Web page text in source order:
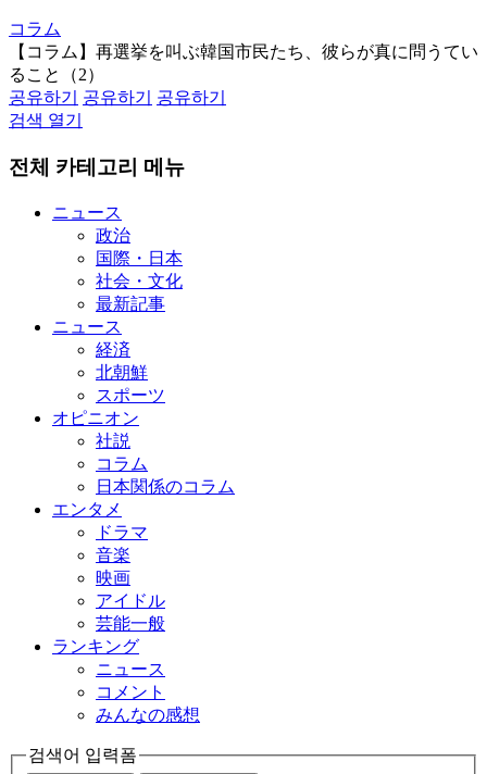
コラム
【コラム】再選挙を叫ぶ韓国市民たち、彼らが真に問うてい
ること（2）
공유하기
공유하기
공유하기
검색 열기
전체 카테고리 메뉴
ニュース
政治
国際・日本
社会・文化
最新記事
ニュース
経済
北朝鮮
スポーツ
オピニオン
社説
コラム
日本関係のコラム
エンタメ
ドラマ
音楽
映画
アイドル
芸能一般
ランキング
ニュース
コメント
みんなの感想
검색어 입력폼